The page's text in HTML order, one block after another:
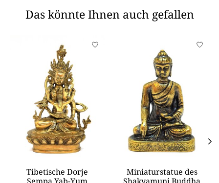
Das könnte Ihnen auch gefallen
Produkt-Karussell-Artikel
Tibetische Dorje
Miniaturstatue des